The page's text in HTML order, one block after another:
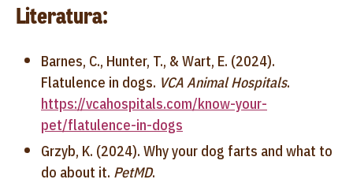
Literatura:
Barnes, C., Hunter, T., & Wart, E. (2024).
Flatulence in dogs. VCA Animal Hospitals.
https://vcahospitals.com/know-your-
pet/flatulence-in-dogs
Grzyb, K. (2024). Why your dog farts and what to
do about it. PetMD.